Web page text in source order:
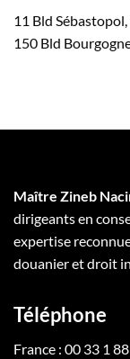
11 Bld
150 Bld
Maître Zineb
dirigeants en
expertise
douanier et droit
Téléphone
France : 00 33 1